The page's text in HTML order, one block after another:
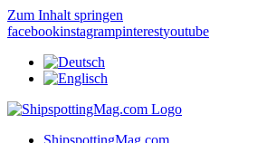
Zum Inhalt springen
facebookinstagrampinterestyoutube
ShipspottingMag.com